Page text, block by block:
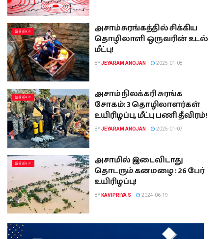
இந்தியா
அசாம் சுரங்கத்தில் சிக்கிய
தொழிலாளி ஒருவரின் உடல்
மீட்பு!
BYJEYARAM ANOJAN 2025-01-08
இந்தியா
அசாம் நிலக்கரி சுரங்க
சோகம்: 3 தொழிலாளர்கள்
உயிரிழப்பு, மீட்பு பணி தீவிரம்!
BYJEYARAM ANOJAN 2025-01-07
இந்தியா
அசாமில் இடைவிடாது
தொடரும் கனமழை : 26 பேர்
உயிரிழப்பு!
BY KAVIPRIYA S 2024-06-19